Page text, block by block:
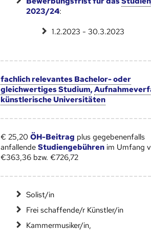
2023/24:
1.2.2023 - 30.3.2023
fachlich relevantes Bachelor- oder
gleichwertiges Studium,
künstlerische Universitäten
€ 25,20ÖH-Beitrag plus gegebenenfalls
anfallendeStudiengebühren im Umfang
€363,36 bzw. €726,72
Solist/in
Frei schaffende/r Künstler/in
Kammermusiker/in,